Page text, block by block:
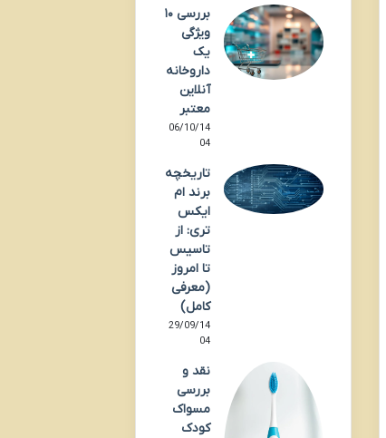
بررسی ۱۰
ویژگی
یک
داروخانه
آنلاین
معتبر
06/10/14
04
تاریخچه
برند ام
ایکس
تری: از
تاسیس
تا امروز
(معرفی
کامل)
29/09/14
04
نقد و
بررسی
مسواک
کودک